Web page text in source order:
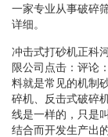
一家专业从事破碎
详细。
冲击式打砂机正科
限公司点击：评论
料就是常见的机制
碎机、反击式破碎
线是一样的，只是
结合而开发生产出